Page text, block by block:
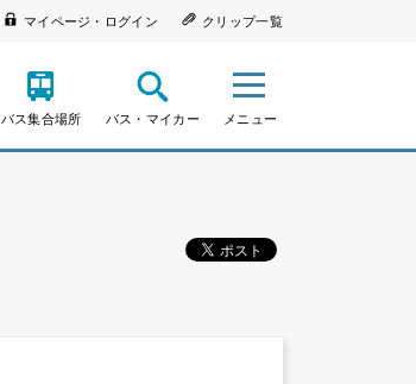
マイページ・ログイン クリップ一覧
バス集合場所 バス・マイカー メニュー